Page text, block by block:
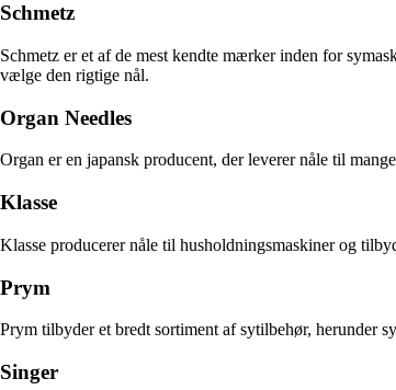
Schmetz
Schmetz er et af de mest kendte mærker inden for
vælge den rigtige nål.
Organ Needles
Organ er en japansk producent, der leverer nåle til
Klasse
Klasse producerer nåle til husholdningsmaskiner og
Prym
Prym tilbyder et bredt sortiment af sytilbehør, herunder
Singer